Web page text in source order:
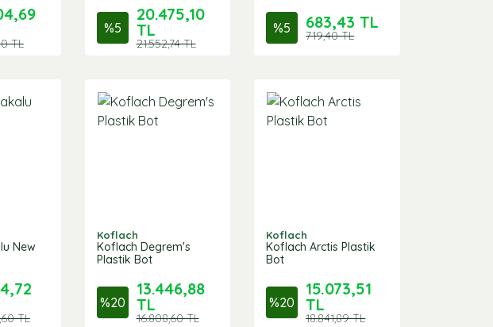
TL
%5
20.475,10
TL
21.552,74 TL
%5 683,43 TL
719,40 TL
New
TL
Koflach
Koflach Degrem's
Plastik Bot
%20
13.446,88
TL
16.808,60 TL
Koflach
Koflach Arctis Plastik
Bot
%20
15.073,51
TL
18.841,89 TL